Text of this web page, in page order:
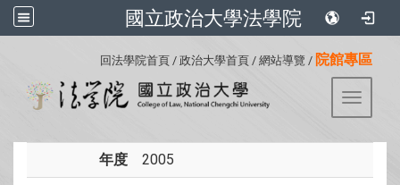
國立政治大學法學院
回法學院首頁 / 政治大學首頁 / 網站導覽 / 院館專區
Toggle
年度 2005